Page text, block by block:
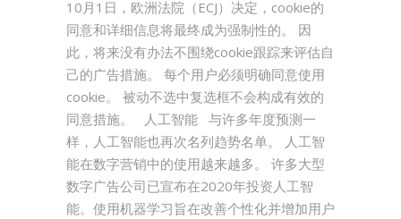
10月1日，欧洲法院（ECJ）决定，cookie的
同意和详细信息将最终成为强制性的。 因
此，将来没有办法不围绕cookie跟踪来评估自
己的广告措施。 每个用户必须明确同意使用
cookie。 被动不选中复选框不会构成有效的
同意措施。 人工智能 与许多年度预测一
样，人工智能也再次名列趋势名单。 人工智
能在数字营销中的使用越来越多。 许多大型
数字广告公司已宣布在2020年投资人工智
能。使用机器学习旨在改善个性化并增加用户